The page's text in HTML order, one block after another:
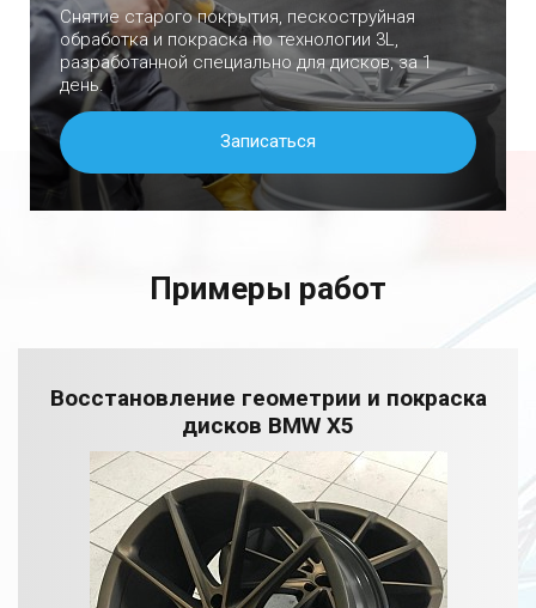
Снятие старого покрытия, пескоструйная
обработка и покраска по технологии 3L,
разработанной специально для дисков, за 1
день.
Записаться
Примеры работ
Восстановление геометрии и покраска
дисков BMW X5